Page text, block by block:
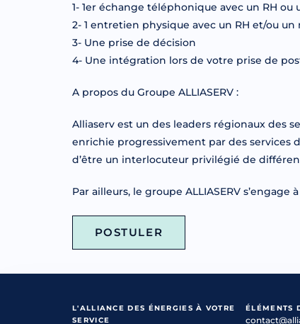
1- 1er échange téléphonique avec un RH
2- 1 entretien physique avec un RH et/ou
3- Une prise de décision
4- Une intégration lors de votre prise de
A propos du Groupe ALLIASERV :
Alliaserv est un des leaders régionaux des
enrichie progressivement par des services
d’être un interlocuteur privilégié de
Par ailleurs, le groupe ALLIASERV
POSTULER
L'ALLIANCE DES ÉNERGIES À VOTRE
SERVICE
ÉLÉMENTS